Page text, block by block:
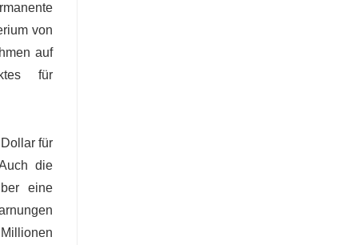
von
auf
für
für
die
eine